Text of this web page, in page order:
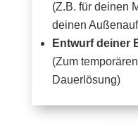
(Z.B. für deinen
deinen
Entwurf deiner
(Zum
Dauerlösung)